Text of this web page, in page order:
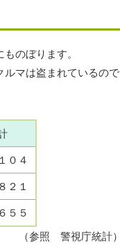
ものぼります。
ルマは盗まれているので
０４
２１
５５
（参照 警視庁統計）